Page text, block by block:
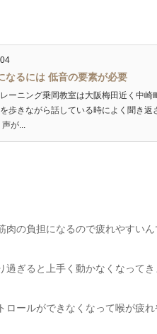
なるには 低音の要素が必要
ーニング乗岡教室は大阪梅田近く中
歩きながら話している時によく聞き
が...
の負担になるので疲れやすいん
ぎると上手く動かなくなってき
ールができなくなって喉が疲れ